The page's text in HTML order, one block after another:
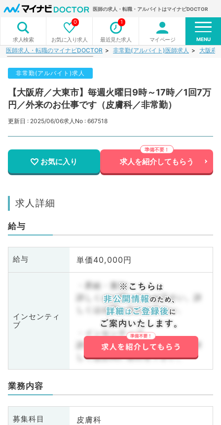
医師の求人・転職・アルバイトはマイナビDOCTOR
求人検索 お気に入り求人
0
最近見た求人
1
マイページ MENU
医師求人・転職のマイナビDOCTOR 非常勤(アルバイト)医師求人 大阪府
非常勤(アルバイト)求人
【大阪府／大東市】毎週火曜日9時～17時／1回7万
円／外来のお仕事です（皮膚科／非常勤）
更新日 : 2025/06/06求人No : 667518
お気に入り 求人を紹介してもらう
求人詳細
給与
給与 単価40,000円
インセンティ
ブ
・昇給・賞与
詳しくはお問い合わせ下さい。詳
しくはお問い合わせ下さい。
・インセンティブ
詳しくはお問い合わせ下さい。詳
しくはお問い合わせ下さい。
業務内容
募集科目 皮膚科